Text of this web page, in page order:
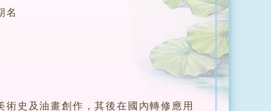
名
史及油畫創作，其後在國內轉修應用